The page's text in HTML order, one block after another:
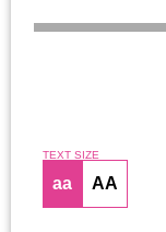
TEXT SIZE
aa AA